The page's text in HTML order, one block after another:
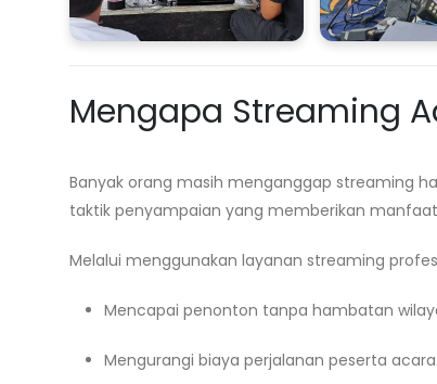
Mengapa Streaming
Banyak orang masih menganggap streaming
taktik penyampaian yang memberikan
Melalui menggunakan layanan streaming
Mencapai penonton tanpa hambatan
Mengurangi biaya perjalanan peserta acara.